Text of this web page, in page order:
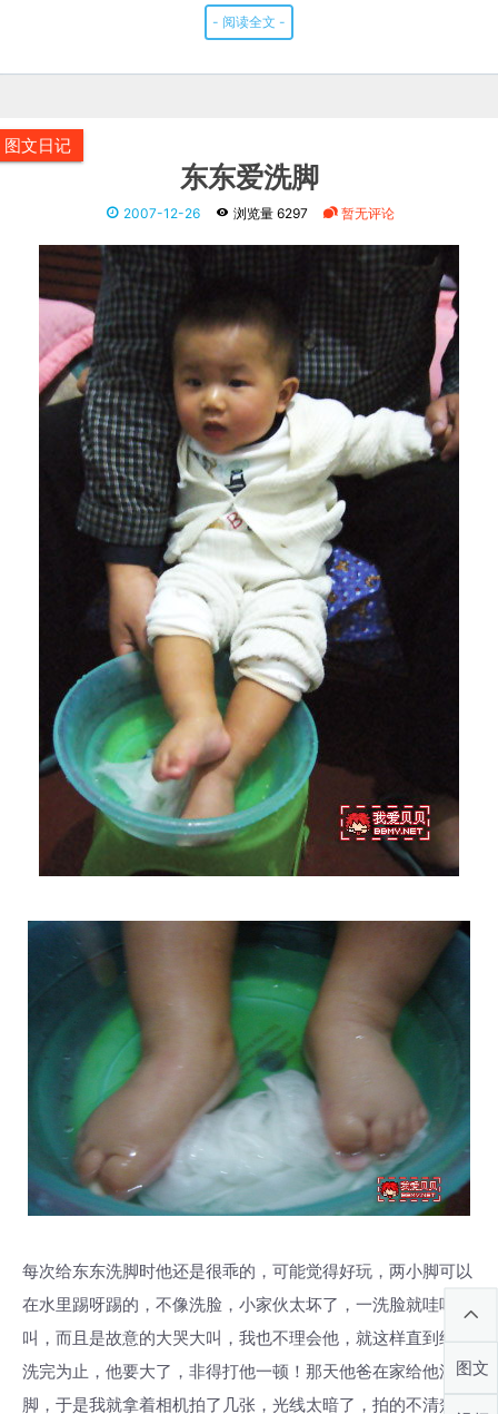
- 阅读全文 -
图文日记
东东爱洗脚
2007-12-26 浏览量 6297 暂无评论
每次给东东洗脚时他还是很乖的，可能觉得好玩，两小脚可以
在水里踢呀踢的，不像洗脸，小家伙太坏了，一洗脸就哇哇大
叫，而且是故意的大哭大叫，我也不理会他，就这样直到给他
洗完为止，他要大了，非得打他一顿！那天他爸在家给他洗
脚，于是我就拿着相机拍了几张，光线太暗了，拍的不清楚。
图文